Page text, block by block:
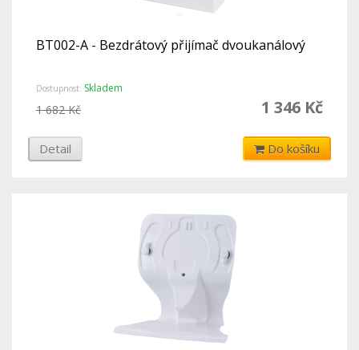
BT002-A - Bezdrátový přijímač dvoukanálový
Dostupnost: Skladem
1 346 Kč
1 682 Kč
Detail Do košíku